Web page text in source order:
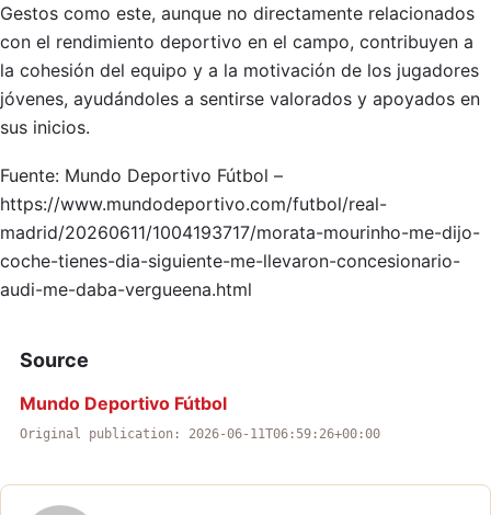
Gestos como este, aunque no directamente relacionados
con el rendimiento deportivo en el campo, contribuyen a
la cohesión del equipo y a la motivación de los jugadores
jóvenes, ayudándoles a sentirse valorados y apoyados en
sus inicios.
Fuente: Mundo Deportivo Fútbol –
https://www.mundodeportivo.com/futbol/real-
madrid/20260611/1004193717/morata-mourinho-me-dijo-
coche-tienes-dia-siguiente-me-llevaron-concesionario-
audi-me-daba-vergueena.html
Source
Mundo Deportivo Fútbol
Original publication: 2026-06-11T06:59:26+00:00